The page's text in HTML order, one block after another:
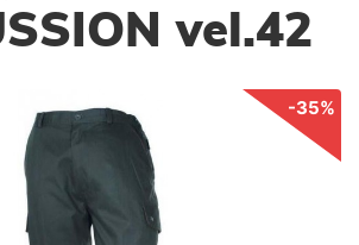
vel.42
-35%